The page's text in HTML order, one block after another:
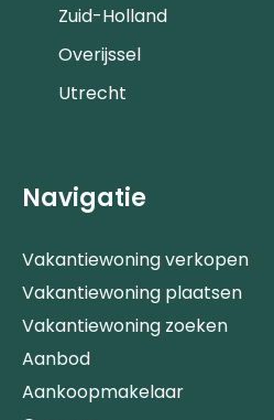
Zuid-Holland
Overijssel
Utrecht
Navigatie
Vakantiewoning verkopen
Vakantiewoning plaatsen
Vakantiewoning zoeken
Aanbod
Aankoopmakelaar